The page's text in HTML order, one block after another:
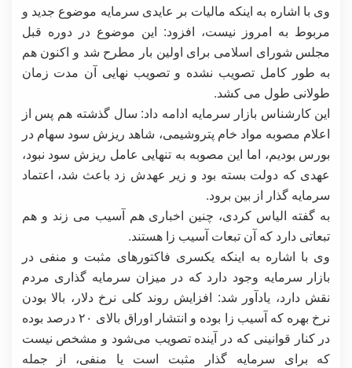
وی با اشاره به اینکه مالیات بر عایدی سرمایه موضوع جدید و
مربوط به امروز نیست، افزود: این موضوع در دوره قبل
مجلس شورای اسلامی برای اولین بار مطرح شد و اکنون هم
به طور کامل تصویب نشده و تصویب نهایی آن مدت زمان
طولانی طول می کشد.
این کارشناس بازار سرمایه ادامه داد: سال گذشته هم پس از
اعلام مصوبه مواد خام پتروشیمی، شاهد ریزش سود سهام در
بورس بودیم، اما این مصوبه به تنهایی عامل ریزش سود نبود،
عهدی که دولت بسته بود و زیر عهدش زد باعث شد، اعتماد
سرمایه گذار از بین برود.
به گفته الیاس کردی، چنین اخباری هم آسیب می زند و هم
تبعاتی دارد که آن تبعات آسیب زا هستند.
وی با اشاره به اینکه یکسری فاکتورهای مثبت و منفی در
بازار سرمایه وجود دارد که در میزان سرمایه گذاری مردم
نقش دارد، یادآور شد: افزایش روند کلی نرخ دلار، بالا بودن
نرخ بهره که آسیب زا بوده و انتشار اوراق بالای ۲۰ درصد بوده
در کنار قوانینی که در آینده تصویب می‌شود و مشخص نیست
که برای سرمایه گذار مثبت است یا منفی، از جمله